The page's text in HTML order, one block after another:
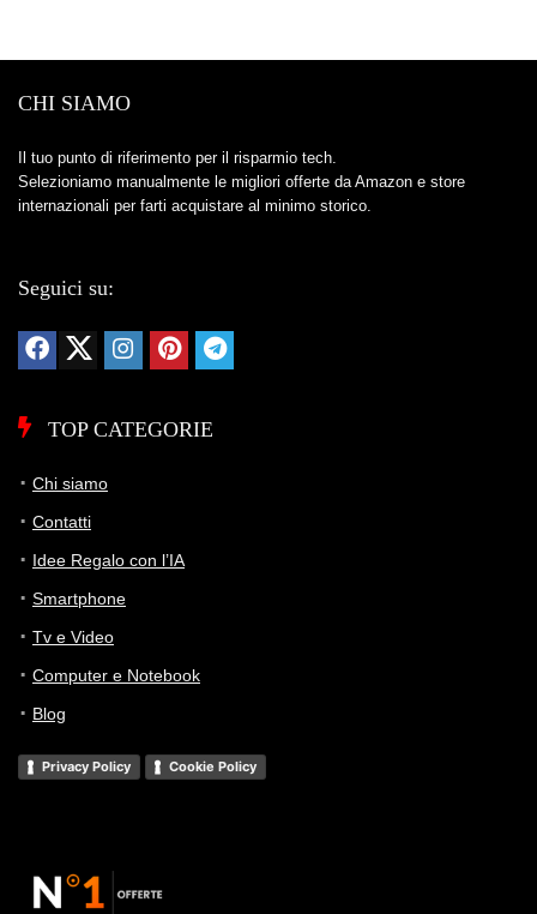
CHI SIAMO
Il tuo punto di riferimento per il risparmio tech.
Selezioniamo manualmente le migliori offerte da Amazon e store
internazionali per farti acquistare al minimo storico.
Seguici su:
TOP CATEGORIE
Chi siamo
Contatti
Idee Regalo con l’IA
Smartphone
Tv e Video
Computer e Notebook
Blog
Privacy Policy Cookie Policy